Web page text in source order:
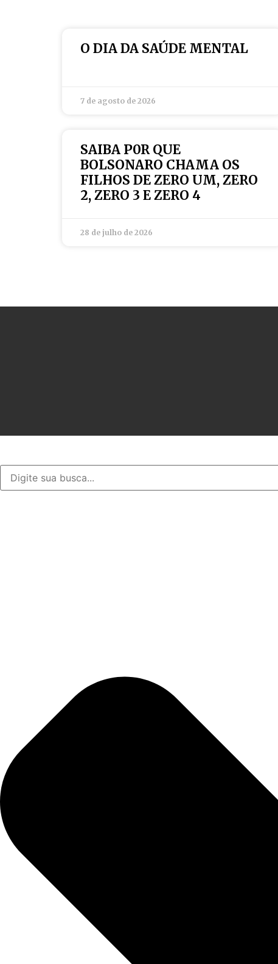
O DIA DA SAÚDE MENTAL
7 de agosto de 2026
SAIBA P0R QUE
BOLSONARO CHAMA OS
FILHOS DE ZERO UM, ZERO
2, ZERO 3 E ZERO 4
28 de julho de 2026